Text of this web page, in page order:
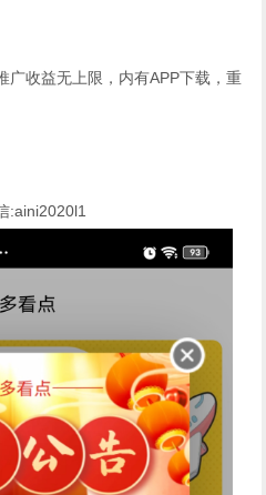
广收益无上限，内有APP下载，重
:aini2020l1